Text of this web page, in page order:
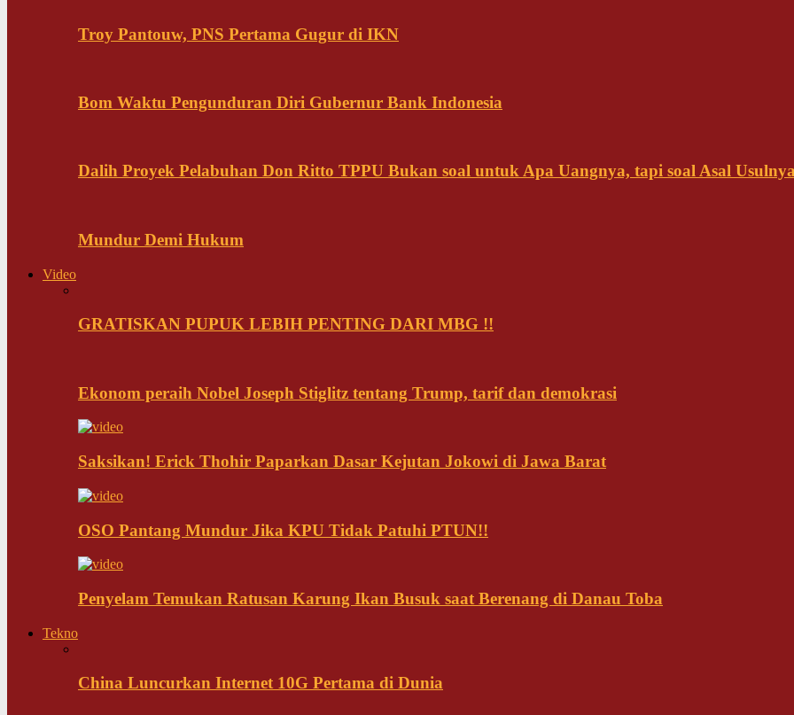
Troy Pantouw, PNS Pertama Gugur di IKN
Bom Waktu Pengunduran Diri Gubernur Bank Indonesia
Dalih Proyek Pelabuhan Don Ritto TPPU Bukan soal untuk Apa Uangnya, tapi soal Asal
Mundur Demi Hukum
Video
GRATISKAN PUPUK LEBIH PENTING DARI MBG !!
Ekonom peraih Nobel Joseph Stiglitz tentang Trump, tarif dan demokrasi
Saksikan! Erick Thohir Paparkan Dasar Kejutan Jokowi di Jawa Barat
OSO Pantang Mundur Jika KPU Tidak Patuhi PTUN!!
Penyelam Temukan Ratusan Karung Ikan Busuk saat Berenang di Danau Toba
Tekno
China Luncurkan Internet 10G Pertama di Dunia